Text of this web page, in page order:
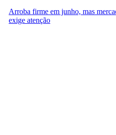
Arroba firme em junho, mas
exige atenção